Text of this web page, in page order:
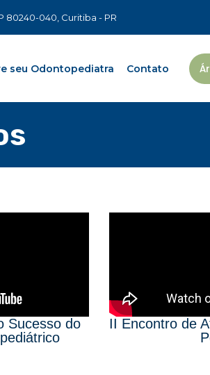
80240-040, Curitiba - PR
seu Odontopediatra Contato
Sucesso do
II Encontro de